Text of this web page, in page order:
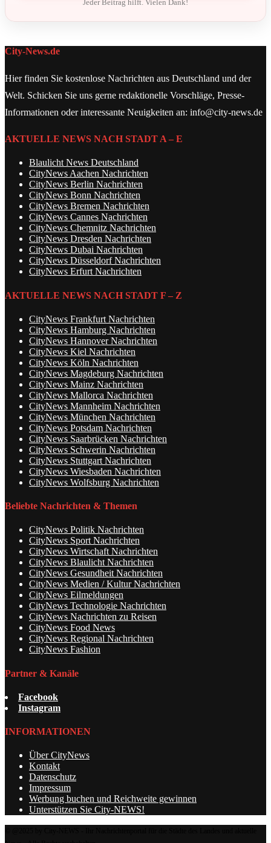
Jeder Beitrag hilft. Vielen Dank!
City-News.de
Hier finden Sie kostenlose Nachrichten aus Deutschland und der
Welt. Schicken Sie uns gerne redaktionelle Vorschläge, Presse-
Informationen oder interessante Neuigkeiten an: info@city-news.de
AKTUELLE NEWS NACH STADT A – E
Blaulicht News Deutschland
CityNews Aachen Nachrichten
CityNews Berlin Nachrichten
CityNews Bonn Nachrichten
CityNews Bremen Nachrichten
CityNews Cannes Nachrichten
CityNews Chemnitz Nachrichten
CityNews Dresden Nachrichten
CityNews Dubai Nachrichten
CityNews Düsseldorf Nachrichten
CityNews Erfurt Nachrichten
AKTUELLE NEWS NACH STADT F – Z
CityNews Frankfurt Nachrichten
CityNews Hamburg Nachrichten
CityNews Hannover Nachrichten
CityNews Kiel Nachrichten
CityNews Köln Nachrichten
CityNews Magdeburg Nachrichten
CityNews Mainz Nachrichten
CityNews Mallorca Nachrichten
CityNews Mannheim Nachrichten
CityNews München Nachrichten
CityNews Potsdam Nachrichten
CityNews Saarbrücken Nachrichten
CityNews Schwerin Nachrichten
CityNews Stuttgart Nachrichten
CityNews Wiesbaden Nachrichten
CityNews Wolfsburg Nachrichten
Beliebte Nachrichten & Themen
CityNews Politik Nachrichten
CityNews Sport Nachrichten
CityNews Wirtschaft Nachrichten
CityNews Blaulicht Nachrichten
CityNews Gesundheit Nachrichten
CityNews Medien / Kultur Nachrichten
CityNews Eilmeldungen
CityNews Technologie Nachrichten
CityNews Nachrichten zu Reisen
CityNews Food News
CityNews Regional Nachrichten
CityNews Fashion
Partner & Kanäle
Facebook
Instagram
INFORMATIONEN
Über CityNews
Kontakt
Datenschutz
Impressum
Werbung buchen und Reichweite gewinnen
Unterstützen Sie City-NEWS!